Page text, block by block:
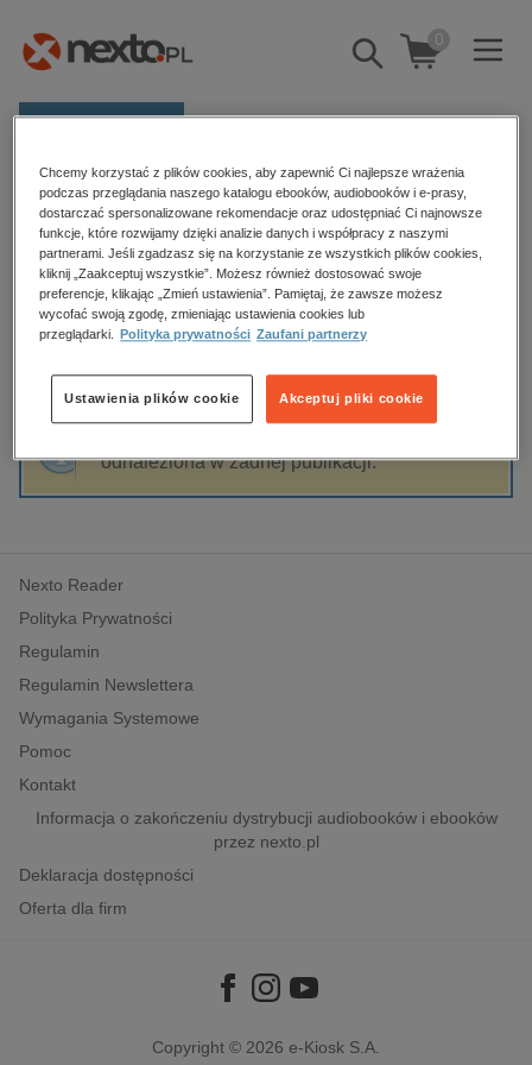
Pokaż/schowaj
wyszukiwarkę
0
Kategorie
Zobacz wszystkie E-prasa
budownictwo, aranżacja wnętrz
biznesowe, branżowe, gospodarka
dzienniki
edukacja
hobby, sport, rozrywka
komputery, internet, technologie, informatyka
polityka, społeczno-informacyjne
psychologiczne
inne
popularno-naukowe
historia
Strona główna Mieczysław Nowak
Mieczysław Nowak
Sortowanie Filtrowanie
odnaleziona w żadnej publikacji.
Nexto Reader
Polityka Prywatności
Regulamin
Regulamin Newslettera
Wymagania Systemowe
Pomoc
Kontakt
Informacja o zakończeniu dystrybucji audiobooków i ebooków
przez nexto.pl
Deklaracja dostępności
Oferta dla firm
Copyright © 2026 e-Kiosk S.A.
Chcemy korzystać z plików cookies, aby zapewnić Ci najlepsze wrażenia
podczas przeglądania naszego katalogu ebooków, audiobooków i e-prasy,
dostarczać spersonalizowane rekomendacje oraz udostępniać Ci najnowsze
funkcje, które rozwijamy dzięki analizie danych i współpracy z naszymi
partnerami. Jeśli zgadzasz się na korzystanie ze wszystkich plików cookies,
kliknij „Zaakceptuj wszystkie”. Możesz również dostosować swoje
preferencje, klikając „Zmień ustawienia”. Pamiętaj, że zawsze możesz
wycofać swoją zgodę, zmieniając ustawienia cookies lub
przeglądarki.
Polityka prywatności Zaufani partnerzy
Akceptuj pliki cookie
Ustawienia plików cookie